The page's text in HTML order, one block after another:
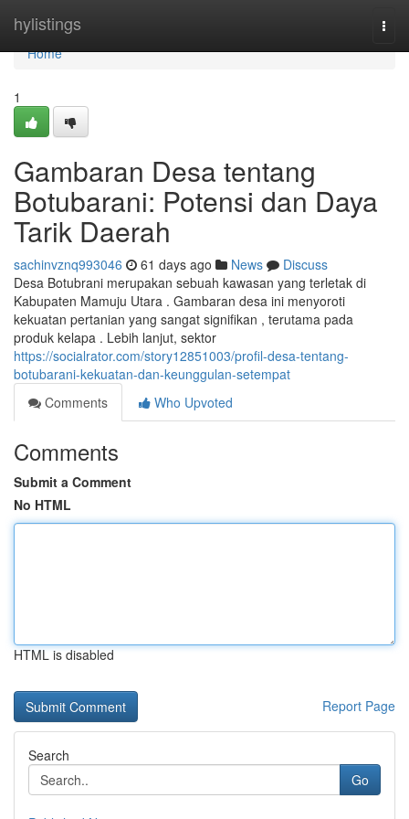
hylistings
Home
Home
1
Gambaran Desa tentang
Botubarani: Potensi dan Daya
Tarik Daerah
sachinvznq993046 61 days ago News
Discuss
Desa Botubrani merupakan sebuah kawasan yang terletak di
Kabupaten Mamuju Utara . Gambaran desa ini menyoroti
kekuatan pertanian yang sangat signifikan , terutama pada
produk kelapa . Lebih lanjut, sektor
https://socialrator.com/story12851003/profil-desa-tentang-
botubarani-kekuatan-dan-keunggulan-setempat
Comments
Who Upvoted
Comments
Submit a Comment
No HTML
HTML is disabled
Report Page
Search
Go